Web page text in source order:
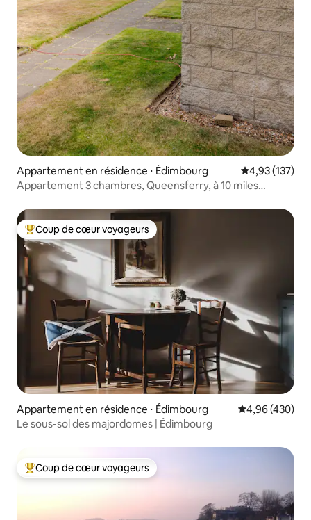
Appartement en résidence ⋅ Édimbourg Évaluation
4,93 (137)
Appartement 3 chambres, Queensferry, à 10 miles
Coups de cœur voyageurs les plus appréciés
Coup de cœur voyageurs
Appartement en résidence ⋅ Édimbourg Évaluation
4,96 (430)
Le sous-sol des majordomes | Édimbourg
Coups de cœur voyageurs les plus appréciés
Coup de cœur voyageurs